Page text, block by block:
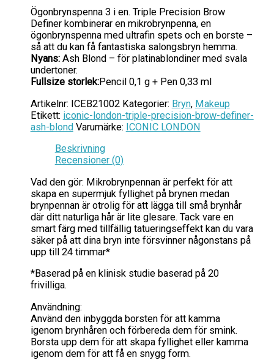
Ögonbrynspenna 3 i en. Triple Precision Brow
Definer kombinerar en mikrobrynpenna, en
ögonbrynspenna med ultrafin spets och en borste –
så att du kan få fantastiska salongsbryn hemma.
Nyans:Ash Blond – för platinablondiner med svala
undertoner.
Fullsize storlek:Pencil 0,1 g + Pen 0,33 ml
Artikelnr: ICEB21002 Kategorier: Bryn, Makeup
Etikett: iconic-london-triple-precision-brow-definer-
ash-blond Varumärke: ICONIC LONDON
Beskrivning
Recensioner (0)
Vad den gör: Mikrobrynpennan är perfekt för att
skapa en supermjuk fyllighet på brynen medan
brynpennan är otrolig för att lägga till små brynhår
där ditt naturliga hår är lite glesare. Tack vare en
smart färg med tillfällig tatueringseffekt kan du vara
säker på att dina bryn inte försvinner någonstans på
upp till 24 timmar*
*Baserad på en klinisk studie baserad på 20
frivilliga.
Användning:
Använd den inbyggda borsten för att kamma
igenom brynhåren och förbereda dem för smink.
Borsta upp dem för att skapa fyllighet eller kamma
igenom dem för att få en snygg form.